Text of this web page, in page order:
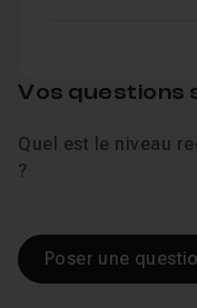
Vos questions
Quel est le niveau
?
Poser une